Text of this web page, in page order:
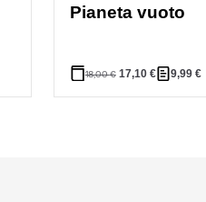
Pianeta vuoto
18,00€ 17,10 € 9,99€